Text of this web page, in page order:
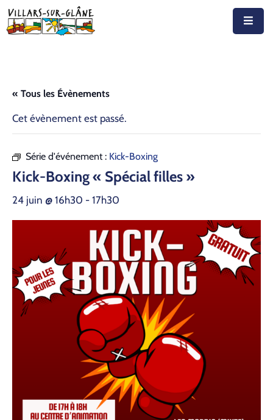
Autorités
Prestations
Découvrir
Contact
« Tous les Évènements
Cet évènement est passé.
Série d'événement : Kick-Boxing
Kick-Boxing « Spécial filles »
24 juin @ 16h30 - 17h30